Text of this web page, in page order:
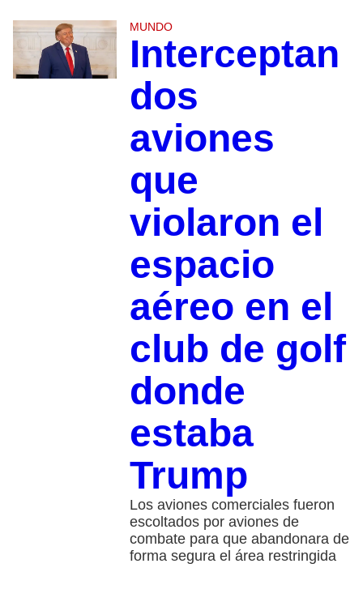
MUNDO
Interceptan
dos
aviones
que
violaron el
espacio
aéreo en el
club de golf
donde
estaba
Trump
Los aviones comerciales fueron
escoltados por aviones de
combate para que abandonara de
forma segura el área restringida